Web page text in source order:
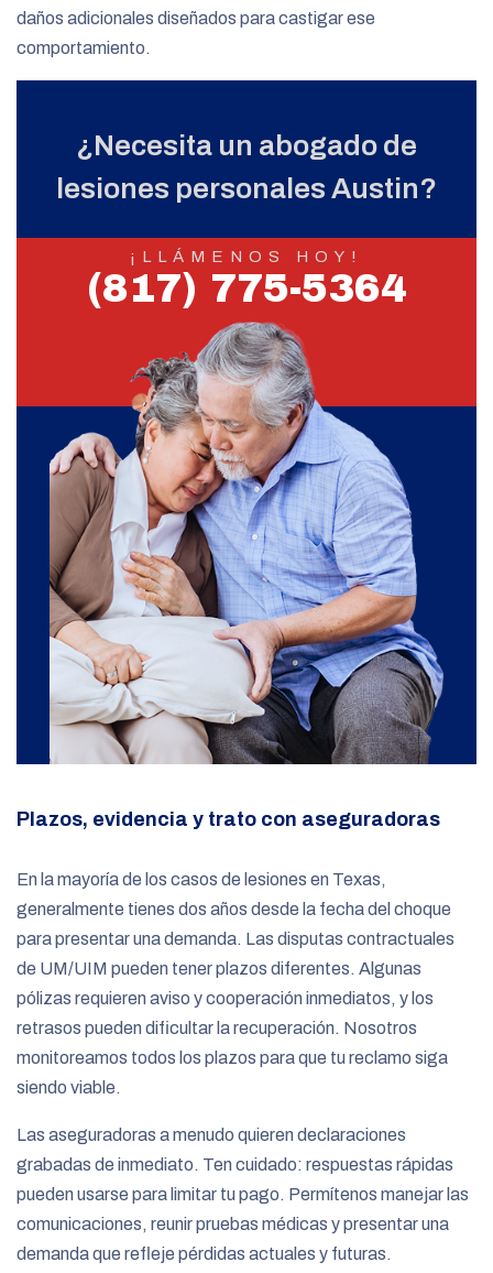
daños adicionales diseñados para castigar ese
comportamiento.
¿Necesita un abogado de
lesiones personales Austin?
¡LLÁMENOS HOY!
(817) 775-5364
Plazos, evidencia y trato con aseguradoras
En la mayoría de los casos de lesiones en Texas,
generalmente tienes dos años desde la fecha del choque
para presentar una demanda. Las disputas contractuales
de UM/UIM pueden tener plazos diferentes. Algunas
pólizas requieren aviso y cooperación inmediatos, y los
retrasos pueden dificultar la recuperación. Nosotros
monitoreamos todos los plazos para que tu reclamo siga
siendo viable.
Las aseguradoras a menudo quieren declaraciones
grabadas de inmediato. Ten cuidado: respuestas rápidas
pueden usarse para limitar tu pago. Permítenos manejar las
comunicaciones, reunir pruebas médicas y presentar una
demanda que refleje pérdidas actuales y futuras.